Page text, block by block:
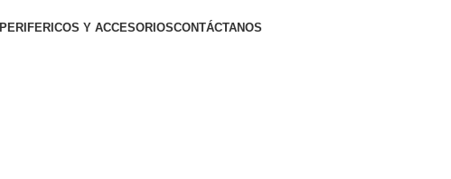
PERIFERICOS Y ACCESORIOSCONTÁCTANOS